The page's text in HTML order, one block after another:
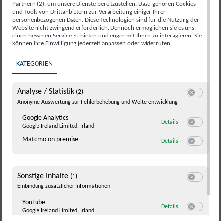
bereitgestellt werden, Auswahl von Online-Werbung auf
anderen Plattformen, die mittels Real-Time-Bidding anhand
des Nutzungsverhaltens automatisch ausgewählt werden
und Übermittlung und Darstellung von Video-Inhalten. Die
nach Art. 6 (1) a DSGVO. Eine Übermittlung von Daten
Limited, Gordon House, Barrow Street, Dublin 4, Irland.
Dies kann auch eine Übermittlung von personenbezogenen
Daten in ein Land außerhalb der Europäischen Union
bedeuten. Die Übermittlung der Daten in die USA erfolgt
aufgrund Art. 45 DSGVO iVm der
zur Einhaltung der Grundsätze der Datenverarbeitung des
Data Privacy Frameworks (DPF) verpflichtet hat.
Partnern (2), um unsere Dienste bereitzustellen. Dazu gehören Cookies
und Tools von Drittanbietern zur Verarbeitung einiger Ihrer
personenbezogenen Daten. Diese Technologien sind für die Nutzung der
Website nicht zwingend erforderlich. Dennoch ermöglichen sie es uns,
einen besseren Service zu bieten und enger mit Ihnen zu interagieren. Sie
können Ihre Einwilligung jederzeit anpassen oder widerrufen.
KATEGORIEN
Analyse / Statistik (2)
Anonyme Auswertung zur Fehlerbehebung und Weiterentwicklung
Google Analytics
Google Ireland Limited, Irland
Details zu Google
Matomo on premise
Details zu Matomo on
Sonstige Inhalte (1)
Einbindung zusätzlicher Informationen
YouTube
Google Ireland Limited, Irland
Details zu YouTube